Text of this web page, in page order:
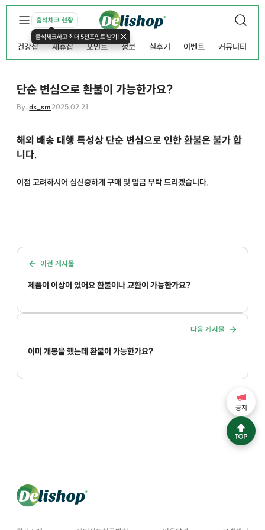
출석체크 현황
출석체크하고 최대 5천포인트 받기!
건강샵 제휴샵 포인트 정보 실후기 이벤트 커뮤니티
단순 변심으로 환불이 가능한가요?
By.ds_sm2025.02.21
해외 배송 대행 특성상 단순 변심으로 인한 환불은 불가 합
니다.
이점 고려하시어 심신중하게 구매 및 입금 부탁 드리겠습니다.
이전 게시물
제품이 이상이 있어요 환불이나 교환이 가능한가요?
다음 게시물
이미 개봉을 했는데 환불이 가능한가요?
공지